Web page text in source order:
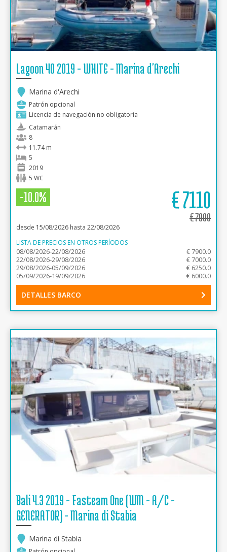
Lagoon 40 2019 - WHITE - Marina d'Arechi
Marina d'Arechi
Patrón opcional
Licencia de navegación no obligatoria
Catamarán
8
11.74 m
5
2019
5 WC
-10.0% €7110
€7900
desde 15/08/2026 hasta 22/08/2026
LISTA DE PRECIOS EN OTROS PERÍODOS
08/08/2026-22/08/2026
€ 7900.0
22/08/2026-29/08/2026
€ 7000.0
29/08/2026-05/09/2026
€ 6250.0
05/09/2026-19/09/2026
€ 6000.0
DETALLES BARCO
Bali 4.3 2019 - Fasteam One (WM - A/C -
GENERATOR) - Marina di Stabia
Marina di Stabia